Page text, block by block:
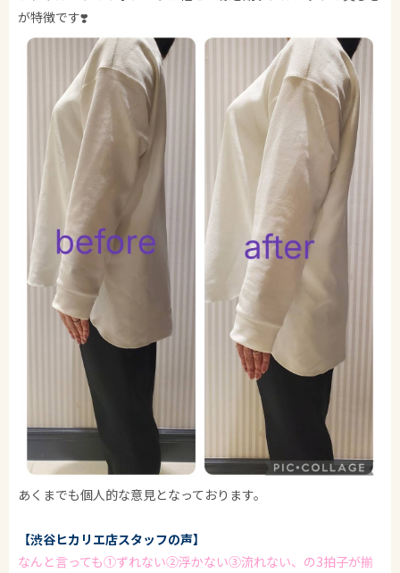
が特徴です❣️
あくまでも個人的な意見となっております。
【渋谷ヒカリエ店スタッフの声】
なんと言っても①ずれない②浮かない③流れない、の3拍子が揃